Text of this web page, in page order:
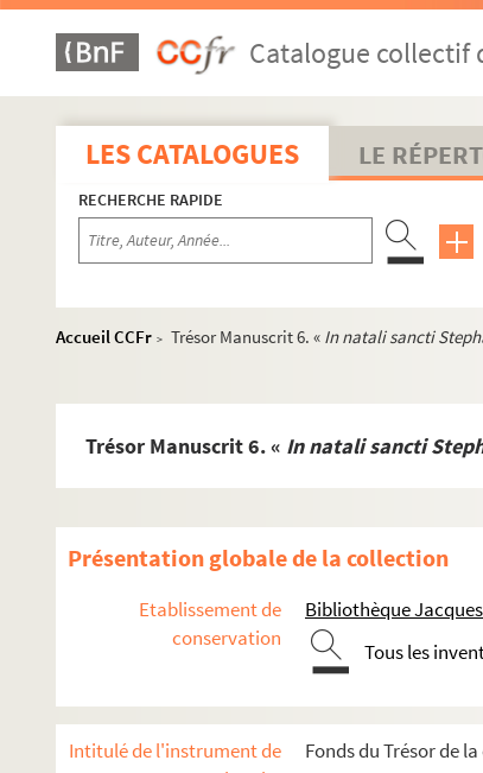
Catalogue collectif
LES CATALOGUES LE
RECHERCHE RAPIDE
Accueil CCFr > Trésor Manuscrit 6. « In natali sancti
Trésor Manuscrit 6. « In natali sancti
Présentation globale de la collection
Etablissement de
conservation
Bibliothèque
Tous les
Intitulé de l'instrument de
Fonds du Trésor de